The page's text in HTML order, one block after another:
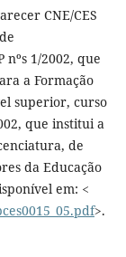
CNE/CES
nºs 1/2002, que
a Formação
superior, curso
que institui a
de
da Educação
em: <
>.